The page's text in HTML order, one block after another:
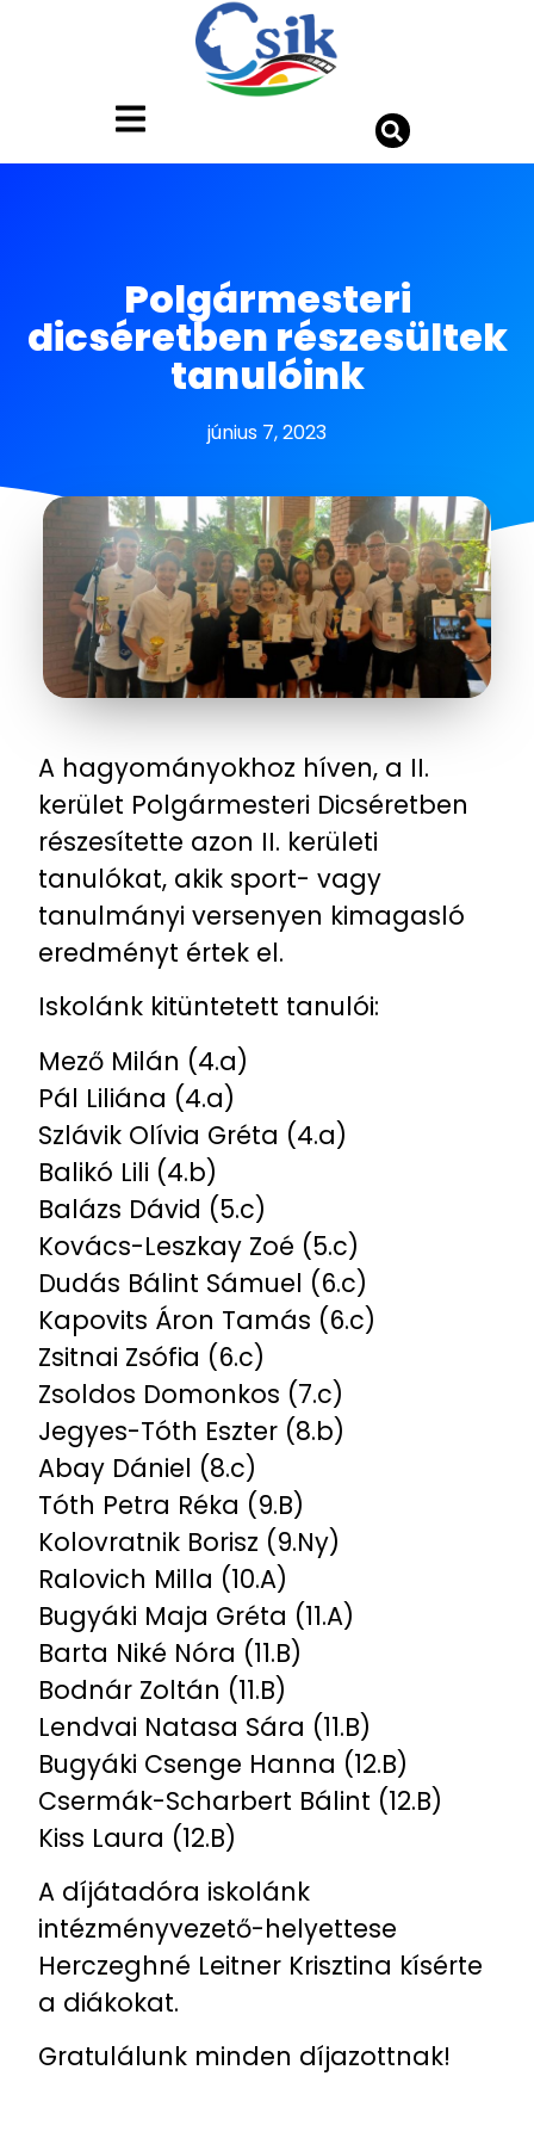
Polgármesteri
dicséretben részesültek
tanulóink
június 7, 2023
A hagyományokhoz híven, a II.
kerület Polgármesteri Dicséretben
részesítette azon II. kerületi
tanulókat, akik sport- vagy
tanulmányi versenyen kimagasló
eredményt értek el.
Iskolánk kitüntetett tanulói:
Mező Milán (4.a)
Pál Liliána (4.a)
Szlávik Olívia Gréta (4.a)
Balikó Lili (4.b)
Balázs Dávid (5.c)
Kovács-Leszkay Zoé (5.c)
Dudás Bálint Sámuel (6.c)
Kapovits Áron Tamás (6.c)
Zsitnai Zsófia (6.c)
Zsoldos Domonkos (7.c)
Jegyes-Tóth Eszter (8.b)
Abay Dániel (8.c)
Tóth Petra Réka (9.B)
Kolovratnik Borisz (9.Ny)
Ralovich Milla (10.A)
Bugyáki Maja Gréta (11.A)
Barta Niké Nóra (11.B)
Bodnár Zoltán (11.B)
Lendvai Natasa Sára (11.B)
Bugyáki Csenge Hanna (12.B)
Csermák-Scharbert Bálint (12.B)
Kiss Laura (12.B)
A díjátadóra iskolánk
intézményvezető-helyettese
Herczeghné Leitner Krisztina kísérte
a diákokat.
Gratulálunk minden díjazottnak!